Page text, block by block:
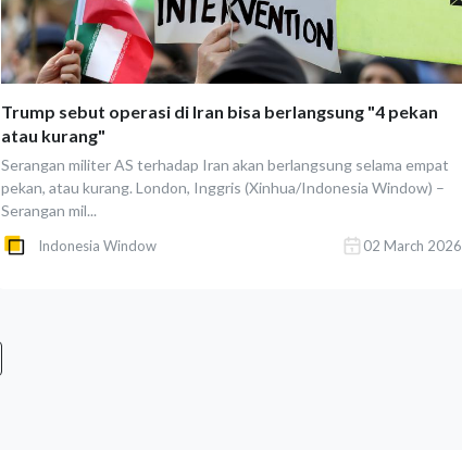
Trump sebut operasi di Iran bisa berlangsung "4 pekan
atau kurang"
Serangan militer AS terhadap Iran akan berlangsung selama empat
pekan, atau kurang. London, Inggris (Xinhua/Indonesia Window) –
Serangan mil...
Indonesia Window 02 March 2026